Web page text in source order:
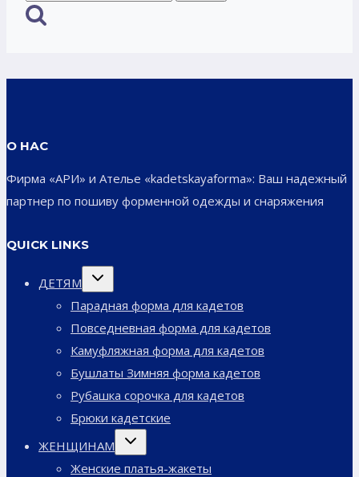
О НАС
Фирма «АРИ» и Ателье «kadetskayaforma»: Ваш надежный
партнер по пошиву форменной одежды и снаряжения
QUICK LINKS
ДЕТЯМ
Переключить
дочернее
Парадная форма для кадетов
Повседневная форма для кадетов
Камуфляжная форма для кадетов
Бушлаты Зимняя форма кадетов
Рубашка сорочка для кадетов
Брюки кадетские
ЖЕНЩИНАМ
Переключить
дочернее
Женские платья-жакеты